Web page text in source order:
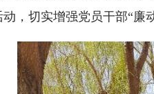
，切实增强党员干部“廉